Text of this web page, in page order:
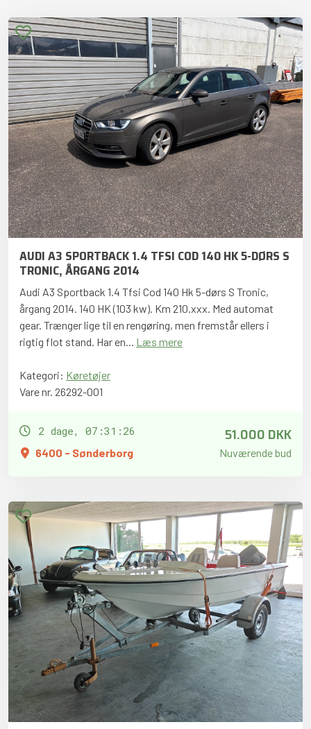
AUDI A3 SPORTBACK 1.4 TFSI COD 140 HK 5-DØRS S
TRONIC, ÅRGANG 2014
Audi A3 Sportback 1.4 Tfsi Cod 140 Hk 5-dørs S Tronic,
årgang 2014. 140 HK (103 kw). Km 210.xxx. Med automat
gear. Trænger lige til en rengøring, men fremstår ellers i
rigtig flot stand. Har en... Læs mere
Kategori: Køretøjer
Vare nr. 26292-001
2 dage, 07:31:25
6400 - Sønderborg
51.000 DKK
Nuværende bud